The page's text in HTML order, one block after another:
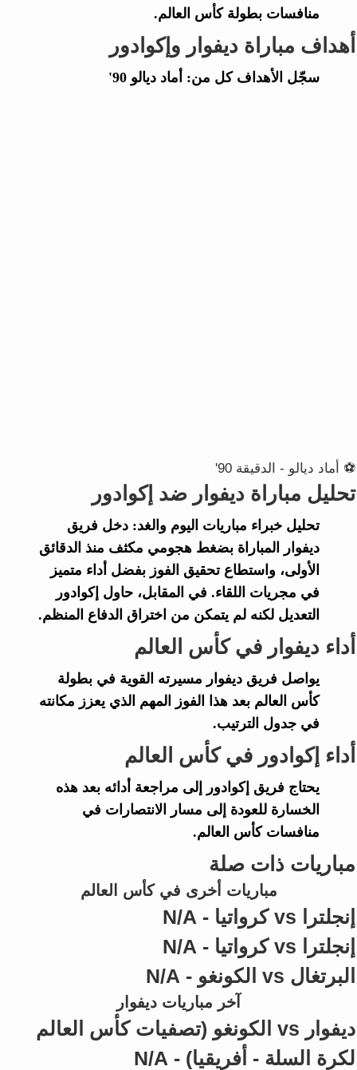
منافسات بطولة كأس العالم.
أهداف مباراة ديفوار وإكوادور
سجّل الأهداف كل من: أماد ديالو 90'
⚽ أماد ديالو - الدقيقة 90'
تحليل مباراة ديفوار ضد إكوادور
تحليل خبراء مباريات اليوم والغد: دخل فريق
ديفوار
المباراة بضغط هجومي مكثف منذ الدقائق
الأولى، واستطاع تحقيق الفوز بفضل أداء متميز
في مجريات اللقاء. في المقابل، حاول إكوادور
التعديل لكنه لم يتمكن من اختراق الدفاع المنظم.
أداء ديفوار في كأس العالم
يواصل فريقديفوار مسيرته القوية في بطولة
كأس العالم بعد هذا الفوز المهم الذي يعزز مكانته
في جدول الترتيب.
أداء إكوادور في كأس العالم
يحتاج فريق إكوادور
إلى مراجعة أدائه بعد هذه
الخسارة للعودة إلى مسار الانتصارات في
منافساتكأس العالم.
مباريات ذات صلة
مباريات أخرى في كأس العالم
إنجلترا vs كرواتيا - N/A
إنجلترا vs كرواتيا - N/A
البرتغال vs الكونغو - N/A
آخر مباريات ديفوار
ديفوار vs الكونغو (تصفيات كأس العالم
لكرة السلة - أفريقيا) - N/A